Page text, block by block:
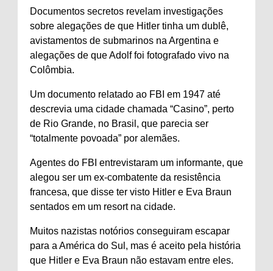
Documentos secretos revelam investigações
sobre alegações de que Hitler tinha um dublê,
avistamentos de submarinos na Argentina e
alegações de que Adolf foi fotografado vivo na
Colômbia.
Um documento relatado ao FBI em 1947 até
descrevia uma cidade chamada “Casino”, perto
de Rio Grande, no Brasil, que parecia ser
“totalmente povoada” por alemães.
Agentes do FBI entrevistaram um informante, que
alegou ser um ex-combatente da resistência
francesa, que disse ter visto Hitler e Eva Braun
sentados em um resort na cidade.
Muitos nazistas notórios conseguiram escapar
para a América do Sul, mas é aceito pela história
que Hitler e Eva Braun não estavam entre eles.